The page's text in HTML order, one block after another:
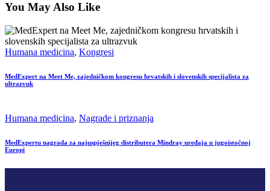
You May Also Like
Humana medicina, Kongresi
MedExpert na Meet Me, zajedničkom kongresu hrvatskih i slovenskih specijalista za
ultrazvuk
Humana medicina, Nagrade i priznanja
MedExpertu nagrada za najuspješnijeg distributera Mindray uređaja u jugoistočnoj
Europi